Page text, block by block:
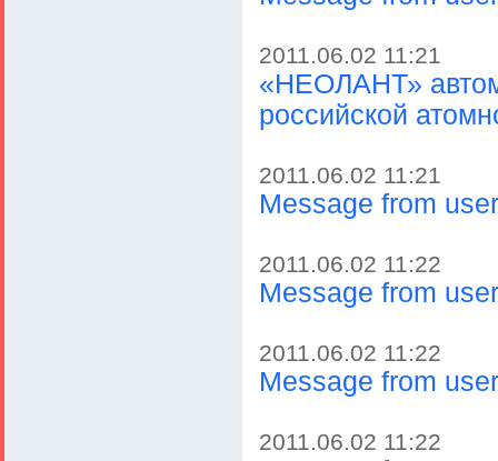
2011.06.02 11:21
«НЕОЛАНТ»
российской
2011.06.02 11:21
Message from
2011.06.02 11:22
Message from
2011.06.02 11:22
Message from
2011.06.02 11:22